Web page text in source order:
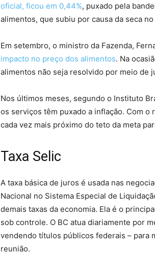
oficial, ficou em 0,44%, puxado pela
alimentos, que subiu por causa da seca
Em setembro, o ministro da Fazenda,
impacto no preço dos alimentos. Na
alimentos não seja resolvido por meio de
Nos últimos meses, segundo o Instituto
os serviços têm puxado a inflação. Com o
cada vez mais próximo do teto da meta
Taxa Selic
A taxa básica de juros é usada nas
Nacional no Sistema Especial de
demais taxas da economia. Ela é o
sob controle. O BC atua diariamente por
vendendo títulos públicos federais – para
reunião.